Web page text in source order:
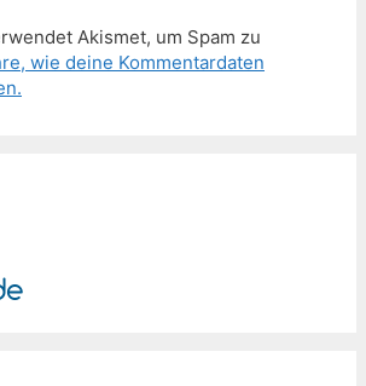
Akismet, um Spam zu
wie deine Kommentardaten